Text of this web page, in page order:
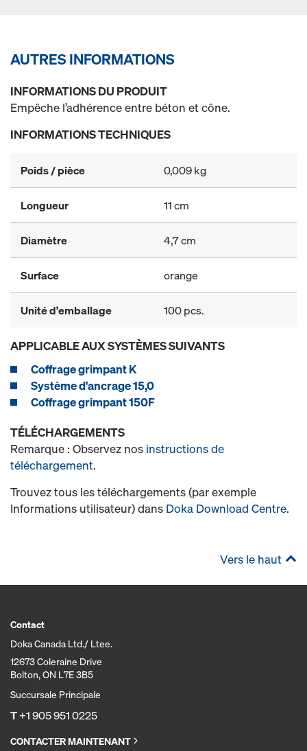
AUTRES INFORMATIONS
INFORMATIONS DU PRODUIT
Empêche l’adhérence entre béton et cône.
INFORMATIONS TECHNIQUES
Poids / pièce 0,009 kg
Longueur 11 cm
Diamètre 4,7 cm
Surface orange
Unité d'emballage 100 pcs.
APPLICABLE AUX SYSTÈMES SUIVANTS
Coffrage grimpant K
Système d'ancrage 15,0
Coffrage grimpant 150F
TÉLÉCHARGEMENTS
Remarque : Observez nos instructions de
téléchargement.
Trouvez tous les téléchargements (par exemple
Informations utilisateur) dans Doka Download Centre.
Vers le haut
Contact
Doka Canada Ltd./ Ltee.
12673 Coleraine Drive
Bolton, ON L7E 3B5
Succursale Principale
T+1 905 951 0225
CONTACTER MAINTENANT